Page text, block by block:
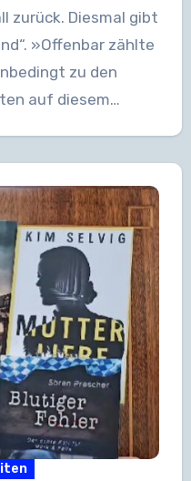
zurück. Diesmal gibt
»Offenbar zählte
zu den
auf diesem…